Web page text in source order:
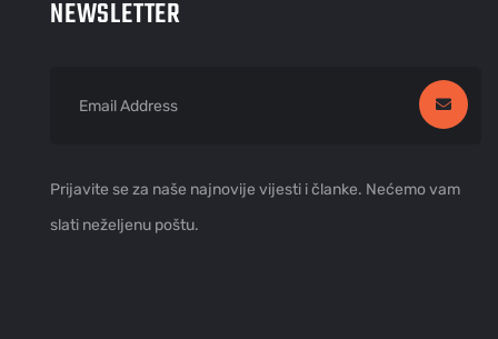
NEWSLETTER
Prijavite se za naše najnovije vijesti i članke. Nećemo vam
slati neželjenu poštu.